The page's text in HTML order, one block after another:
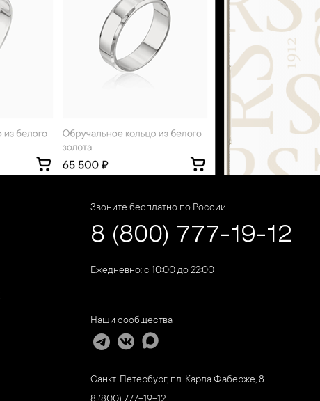
Звоните бесплатно по России
8 (800) 777-19-12
Ежедневно: с 10:00 до 22:00
Наши сообщества
Санкт-Петербург, пл. Карла Фаберже, 8